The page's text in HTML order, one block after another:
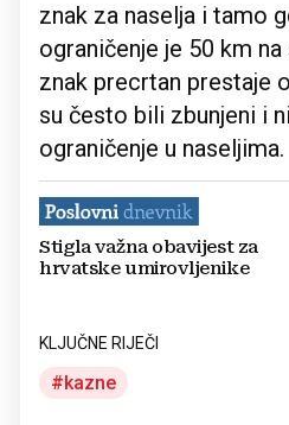
znak za naselja i tamo
ograničenje je 50 km na
znak precrtan prestaje
su često bili zbunjeni i
ograničenje u naseljima.
Stigla važna obavijest za
hrvatske umirovljenike
KLJUČNE RIJEČI
kazne